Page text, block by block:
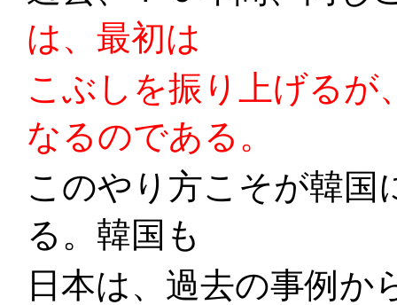
は、最初は
こぶしを振り上げるが
なるのである。
このやり方こそが韓国
る。韓国も
日本は、過去の事例